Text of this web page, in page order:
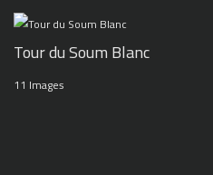
Tour du Soum Blanc
11 Images